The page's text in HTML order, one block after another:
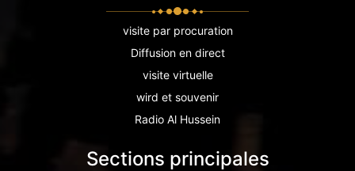
visite par procuration
Diffusion en direct
visite virtuelle
wird et souvenir
Radio Al Hussein
Sections principales